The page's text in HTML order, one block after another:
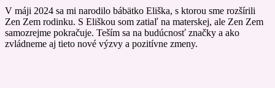
V máji 2024 sa mi narodilo bábätko Eliška, s ktorou sme rozšírili
Zen Zem rodinku. S Eliškou som zatiaľ na materskej, ale Zen Zem
samozrejme pokračuje. Teším sa na budúcnosť značky a ako
zvládneme aj tieto nové výzvy a pozitívne zmeny.